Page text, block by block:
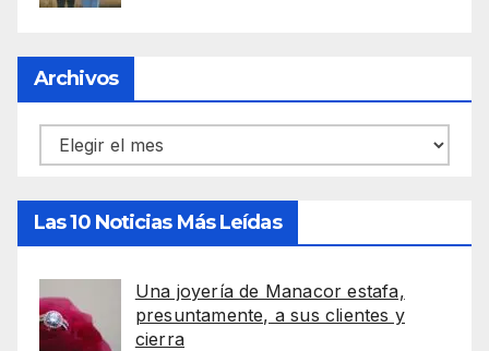
Archivos
Archivos
Las 10 Noticias Más Leídas
Una joyería de Manacor estafa,
presuntamente, a sus clientes y
cierra